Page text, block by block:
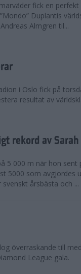
fick en perfekt
Duplantis
Almgren til...
i Oslo fick på
resultat av
rekord av
5 000 m när hon sent
5000 som avgjordes
årsbästa och ...
överraskande till
League gala.